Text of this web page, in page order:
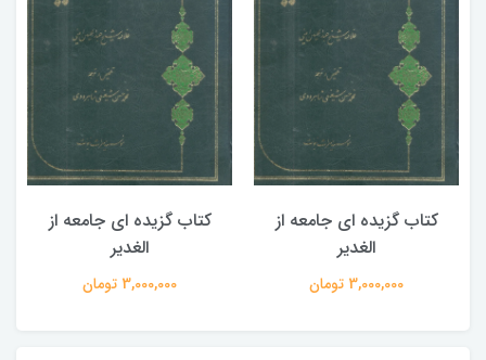
کتاب گزیده ای جامعه از
الغدیر
3,000,000 تومان
کتاب گزیده ای جامعه از
الغدیر
3,000,000 تومان